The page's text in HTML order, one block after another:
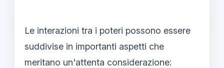
Le interazioni tra i poteri possono essere
suddivise in importanti aspetti che
meritano un'attenta considerazione: